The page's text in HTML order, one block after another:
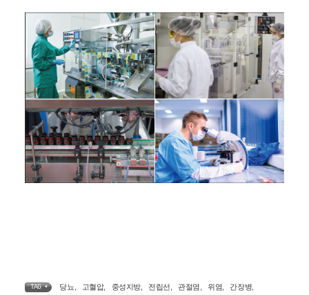
TAG • 당뇨, 고혈압, 중성지방, 전립선, 관절염 , 위염, 간장병,